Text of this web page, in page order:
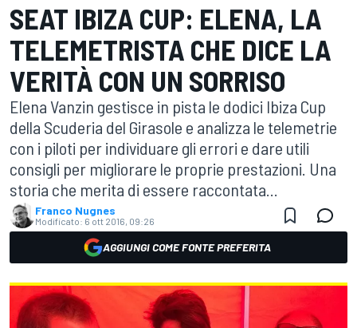
SEAT IBIZA CUP: ELENA, LA
TELEMETRISTA CHE DICE LA
VERITÀ CON UN SORRISO
Elena Vanzin gestisce in pista le dodici Ibiza Cup
della Scuderia del Girasole e analizza le telemetrie
con i piloti per individuare gli errori e dare utili
consigli per migliorare le proprie prestazioni. Una
storia che merita di essere raccontata...
Franco Nugnes
Modificato: 6 ott 2016, 09:26
AGGIUNGI COME FONTE PREFERITA